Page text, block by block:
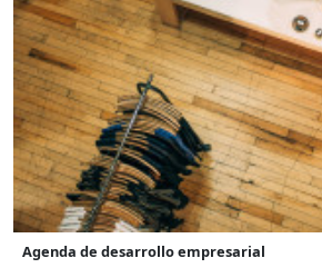
Agenda de desarrollo empresarial